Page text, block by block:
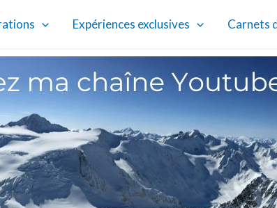
Expériences exclusives Carnets